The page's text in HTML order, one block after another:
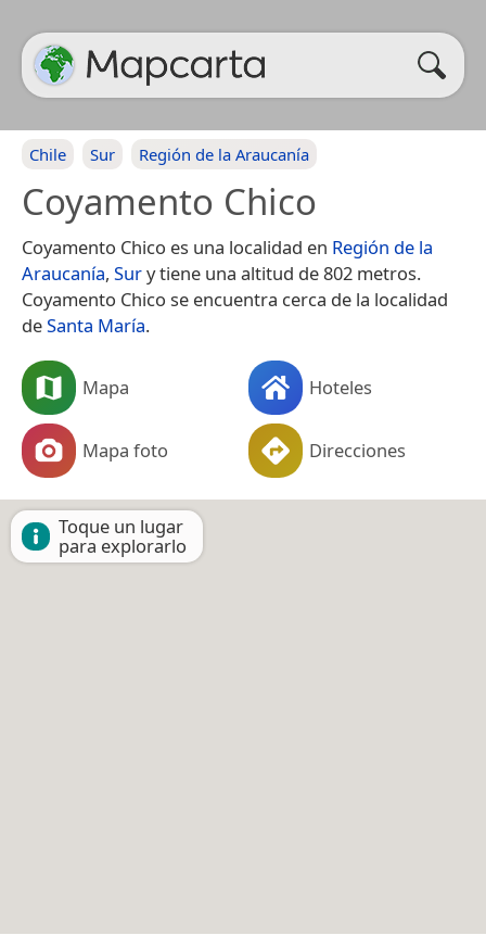
Chile Sur Región de la Araucanía
Coyamento Chico
Coyamento Chico es una localidad en Región de la
Araucanía, Sury tiene una altitud de 802 metros.
Coyamento Chico se encuentra cerca de la localidad
deSanta María.
Mapa Hoteles
Mapa foto Direcciones
Toque un lugar
para explorarlo